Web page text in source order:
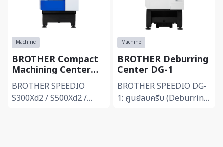
Machine
BROTHER Compact
Machining Center
SPEEDIO S300Xd2 /
S500Xd2 / S700Xd2
BROTHER SPEEDIO
S300Xd2 / S500Xd2 /
Machine
BROTHER Deburring
Center DG-1
BROTHER SPEEDIO DG-
1: ศูนย์ลบครีบ (Deburring